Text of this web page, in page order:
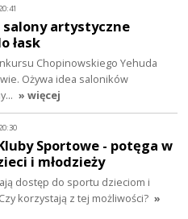
salony artystyczne
łask
Chopinowskiego Yehuda
Ożywa idea saloników
» więcej
Sportowe - potęga w
i młodzieży
dostęp do sportu dzieciom i
korzystają z tej możliwości? »